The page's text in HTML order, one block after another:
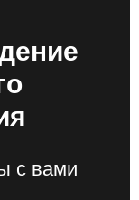
с вами